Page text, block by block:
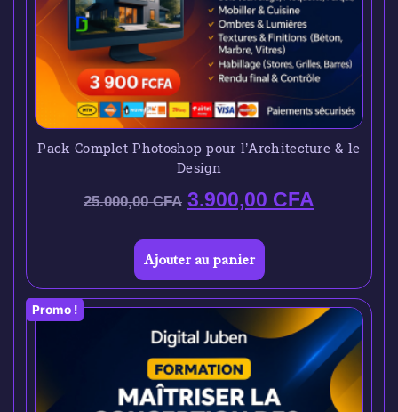
Pack Complet Photoshop pour l’Architecture & le
Design
25.000,00CFA 3.900,00 CFA
Ajouter au panier
Promo !